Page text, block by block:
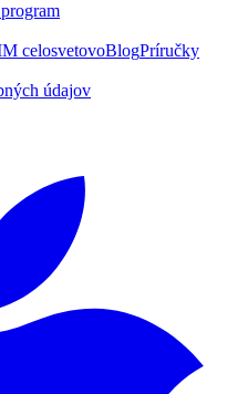
celosvetovoBlogPríručky
údajov